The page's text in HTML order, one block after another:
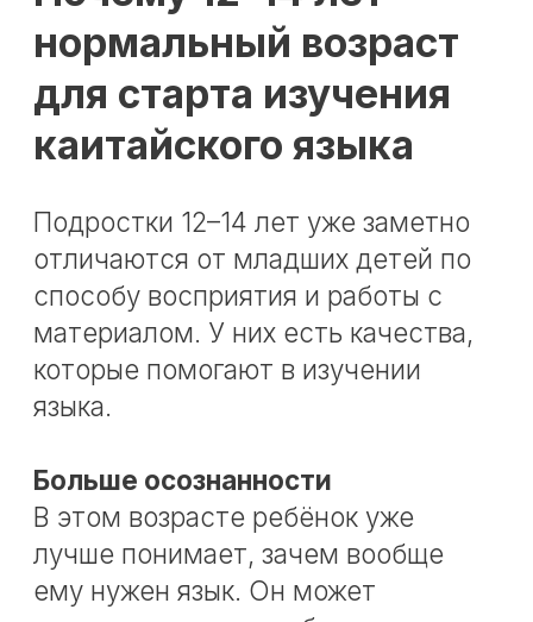
помнить о занятиях, повторять
материал, вести тетрадь, замечать
собственные ошибки. Это делает
прогресс более устойчивым.
Меньше страха перед
подростки легче включаются в
китайский, чем взрослые. Для них
иероглифы, новая письменность и
культурные особенности могут
восприниматься не как барьер, а
как нечто интересное и необычное.
Если подача выстроена грамотно,
язык вызывает не страх, а азарт.
Что даёт подростку
изучение китайского
языка
Когда китайский начинают учить в